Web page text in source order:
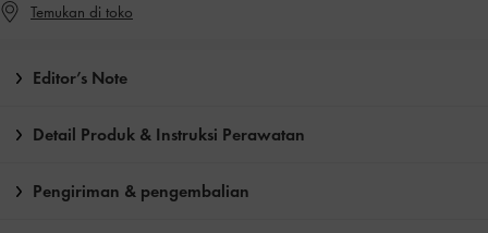
Temukan di toko
Editor’s Note
Detail Produk & Instruksi Perawatan
Pengiriman & pengembalian